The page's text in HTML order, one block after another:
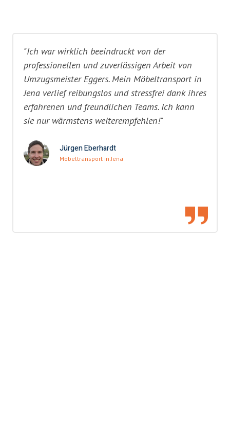
"Ich war wirklich beeindruckt von der
professionellen und zuverlässigen Arbeit von
Umzugsmeister Eggers. Mein Möbeltransport in
Jena verlief reibungslos und stressfrei dank ihres
erfahrenen und freundlichen Teams. Ich kann
sie nur wärmstens weiterempfehlen!"
Jürgen Eberhardt
Möbeltransport in Jena